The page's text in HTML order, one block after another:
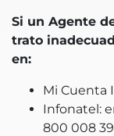
Si un Agente
trato
en:
Mi Cuenta
Infonatel:
800 008